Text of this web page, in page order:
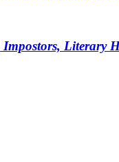
Impostors, Literary